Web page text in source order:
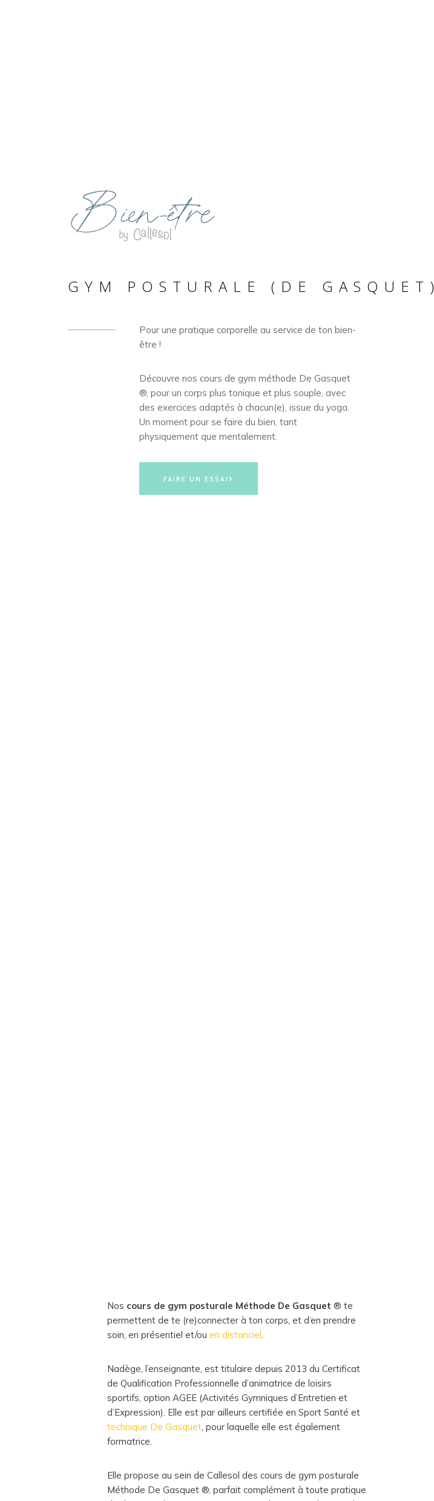
GYM POSTURALE (DE GASQUET)
Pour une pratique corporelle au service de ton bien-
être !
Découvre nos cours de gym méthode De Gasquet
®, pour un corps plus tonique et plus souple, avec
des exercices adaptés à chacun(e), issue du yoga.
Un moment pour se faire du bien, tant
physiquement que mentalement.
FAIRE UN ESSAI
Nos cours de gym posturale Méthode De Gasquet ® te
permettent de te (re)connecter à ton corps, et d’en prendre
soin, en présentiel et/ou en distanciel.
Nadège, l’enseignante, est titulaire depuis 2013 du Certificat
de Qualification Professionnelle d’animatrice de loisirs
sportifs, option AGEE (Activités Gymniques d’Entretien et
d’Expression). Elle est par ailleurs certifiée en Sport Santé et
technique De Gasquet, pour laquelle elle est également
formatrice.
Elle propose au sein de Callesol des cours de gym posturale
Méthode De Gasquet ®, parfait complément à toute pratique